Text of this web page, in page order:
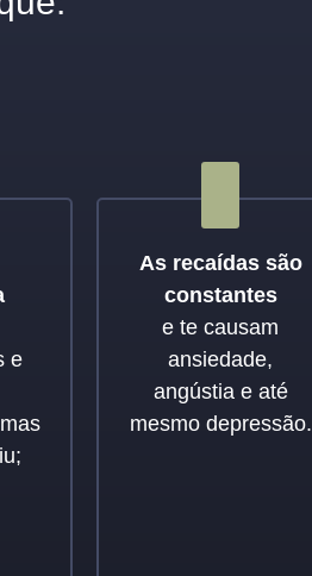
e
As recaídas são
constantes
e te causam
ansiedade,
angústia e até
mesmo depressão.